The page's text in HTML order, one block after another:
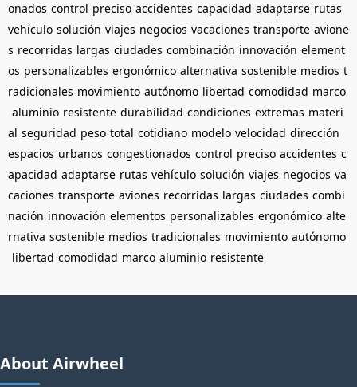
onados control preciso accidentes capacidad adaptarse rutas
vehículo solución viajes negocios vacaciones transporte avione
s recorridas largas ciudades combinación innovación element
os personalizables ergonómico alternativa sostenible medios t
radicionales movimiento autónomo libertad comodidad marco
aluminio resistente durabilidad condiciones extremas materi
al seguridad peso total cotidiano modelo velocidad dirección
espacios urbanos congestionados control preciso accidentes c
apacidad adaptarse rutas vehículo solución viajes negocios va
caciones transporte aviones recorridas largas ciudades combi
nación innovación elementos personalizables ergonómico alte
rnativa sostenible medios tradicionales movimiento autónomo
libertad comodidad marco aluminio resistente
About Airwheel